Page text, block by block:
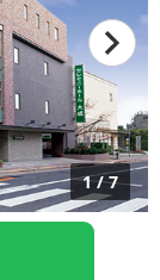
1/7